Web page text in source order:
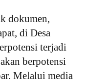
dokumen,
di Desa
terjadi
berpotensi
Melalui media